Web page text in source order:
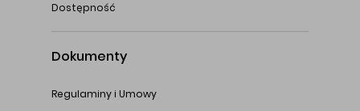
Dostępność
Dokumenty
Regulaminy i Umowy